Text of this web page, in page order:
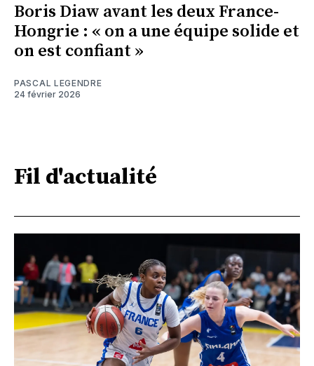
Boris Diaw avant les deux France-
Hongrie : « on a une équipe solide et
on est confiant »
PASCAL LEGENDRE
24 février 2026
Fil d'actualité